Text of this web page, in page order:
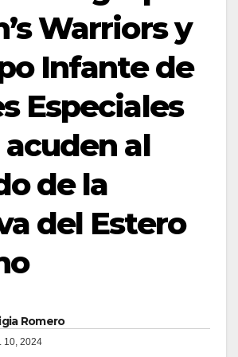
Warriors y
Infante de
Especiales
acuden al
de la
del Estero
Romero
10, 2024